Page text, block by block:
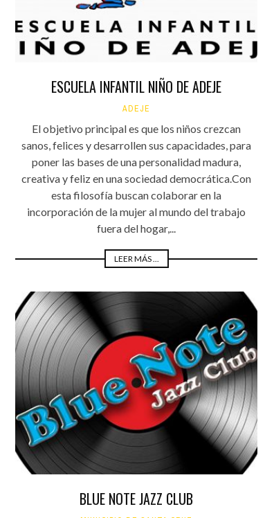
ESCUELA INFANTIL NIÑO DE ADEJE
ADEJE
El objetivo principal es que los niños crezcan
sanos, felices y desarrollen sus capacidades, para
poner las bases de una personalidad madura,
creativa y feliz en una sociedad democrática.Con
esta filosofía buscan colaborar en la
incorporación de la mujer al mundo del trabajo
fuera del hogar,...
LEER MÁS ...
BLUE NOTE JAZZ CLUB